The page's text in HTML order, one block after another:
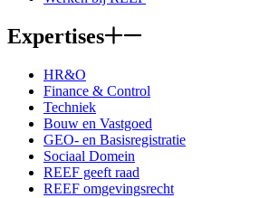
Expertises
HR&O
Finance & Control
Techniek
Bouw en Vastgoed
GEO- en Basisregistratie
Sociaal Domein
REEF geeft raad
REEF omgevingsrecht